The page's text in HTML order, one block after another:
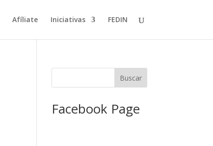
Afíliate Iniciativas FEDIN
Facebook Page